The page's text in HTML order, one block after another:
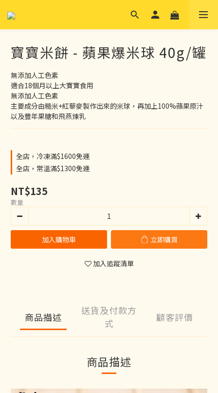
寶寶米餅 - 蘋果爆米球 40g/罐
無添加人工色素
適合18個月以上大寶寶食用
無添加人工色素
主要成分由糙米+紅藜麥製作出來的米球，再加上100%蘋果原汁
以及豐年果糖和飛燕煉乳
全店，冷凍滿$1600免運
全店，常溫滿$1300免運
NT$135
數量
加入購物車 立即購買
加入追蹤清單
商品描述
送貨及付款方
式
顧客評價
商品描述